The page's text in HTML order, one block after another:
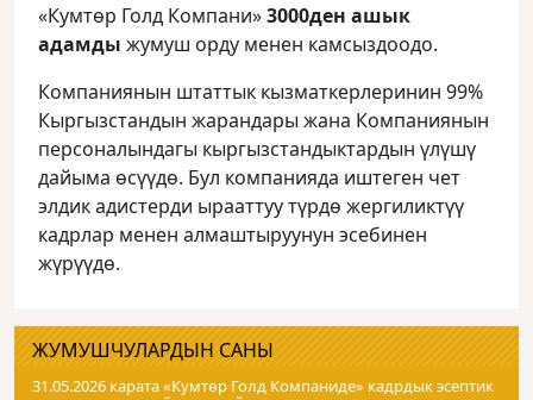
«Кумтөр Голд Компани»3000ден ашык
адамды жумуш орду менен камсыздоодо.
Компаниянын штаттык кызматкерлеринин 99%
Кыргызстандын жарандары жана Компаниянын
персоналындагы кыргызстандыктардын үлүшү
дайыма өсүүдө. Бул компанияда иштеген чет
элдик адистерди ырааттуу түрдө жергиликтүү
кадрлар менен алмаштыруунун эсебинен
жүрүүдө.
ЖУМУШЧУЛАРДЫН САНЫ
31.05.2026 карата «Кумтɵр Голд Компаниде» кадрдык эсептик